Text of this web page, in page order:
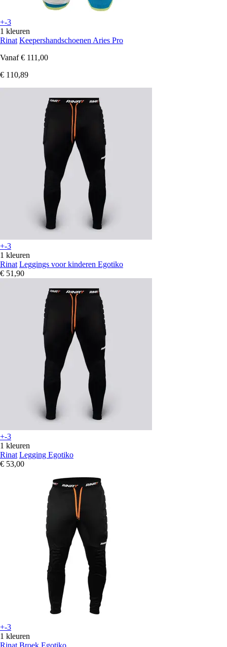
+-3
1 kleuren
Rinat Keepershandschoenen Aries Pro
Vanaf € 111,00
€ 110,89
+-3
1 kleuren
Rinat Leggings voor kinderen Egotiko
€ 51,90
+-3
1 kleuren
Rinat Legging Egotiko
€ 53,00
+-3
1 kleuren